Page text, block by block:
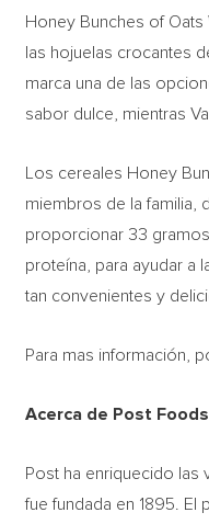
Honey Bunches of
las hojuelas crocantes
marca una de las
sabor dulce, mientras
Los cereales Honey
miembros de la familia,
proporcionar 33
proteína, para ayudar a
tan convenientes y
Para mas información,
Acerca de Post
Post ha enriquecido
fue fundada en 1895.